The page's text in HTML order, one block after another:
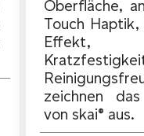
Oberfläche,
Touch
Effekt,
zeichnen
von skai® aus.